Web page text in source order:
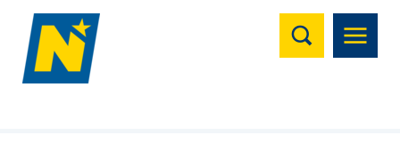
Suchen